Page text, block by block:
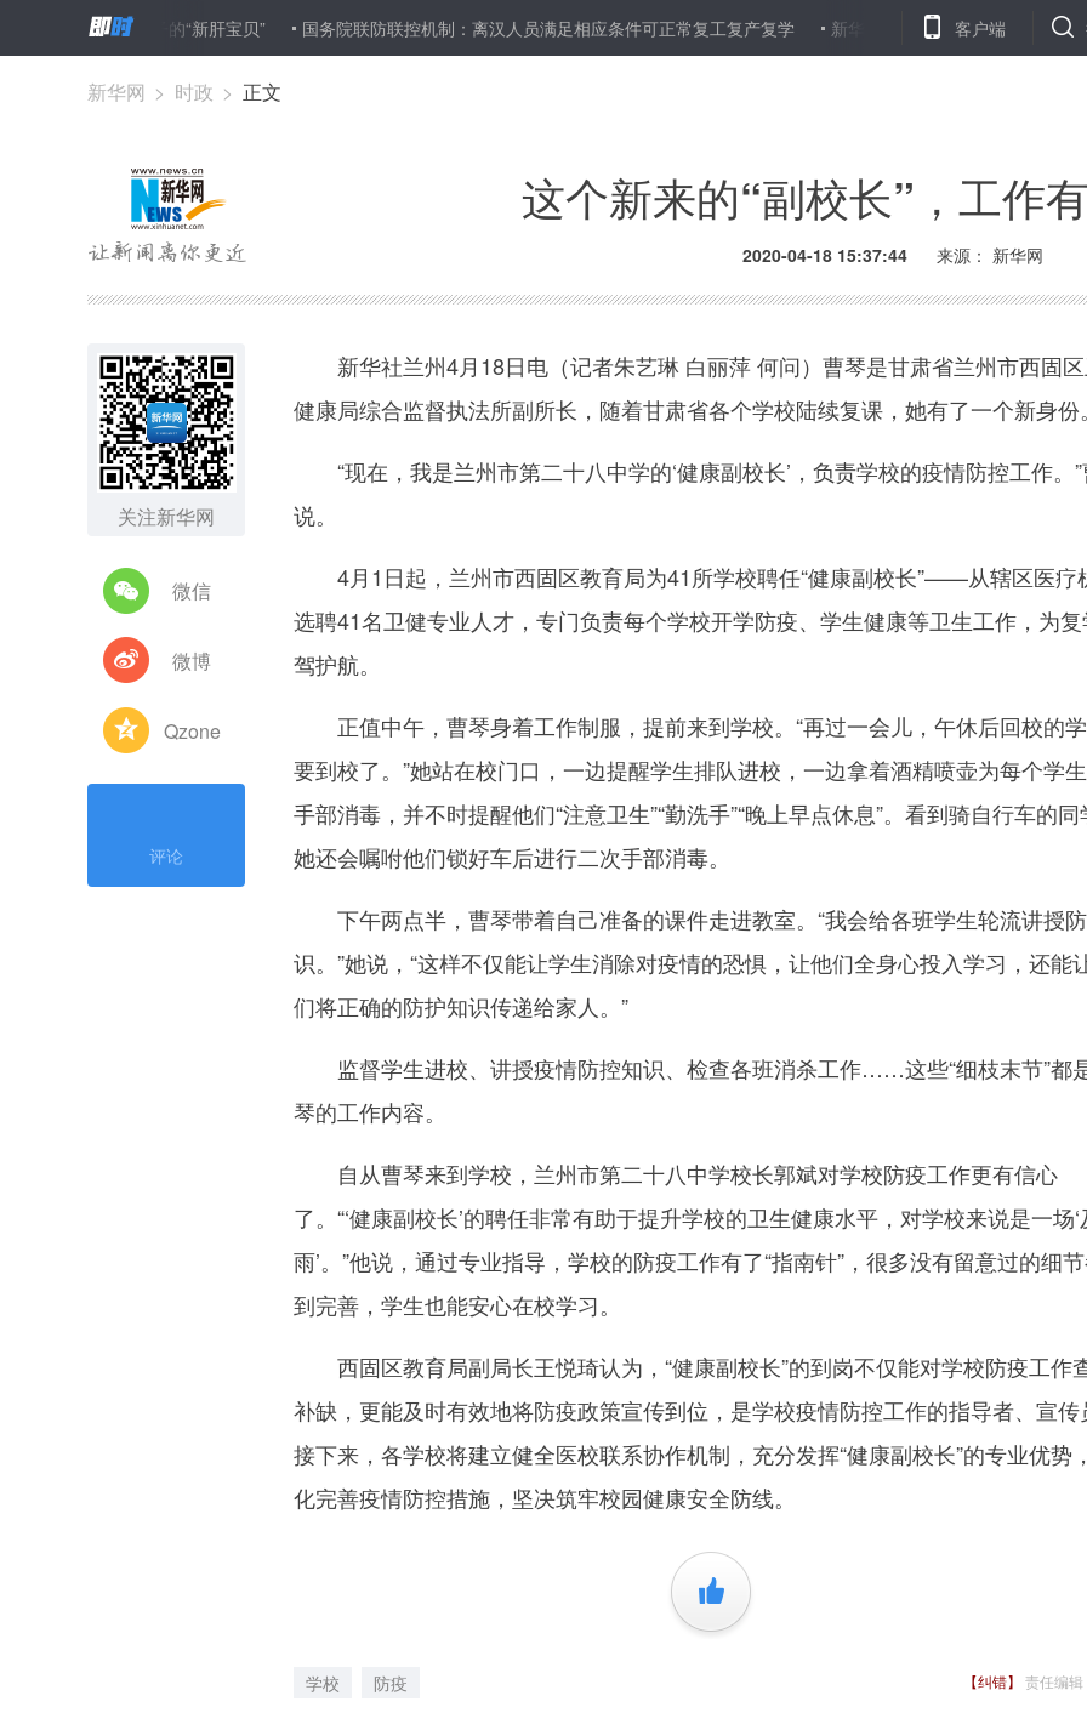
亲成为儿子的“新肝宝贝” 国务院联防联控机制：离汉人员满足相应条件可正常复工复产复学 新华网评·“疫”中人丨不远千里“鄂”来了
客户端
新华网 > 时政 > 正文
这个新来的“副校长”，工作
2020-04-18 15:37:44 来源： 新华网
关注新华网
微信
微博
Qzone
评论
新华社兰州4月18日电（记者朱艺琳 白丽萍 何问）曹琴是甘肃省兰州市西固
健康局综合监督执法所副所长，随着甘肃省各个学校陆续复课，她有了一个新身份
“现在，我是兰州市第二十八中学的‘健康副校长’，负责学校的疫情防控工作。
说。
4月1日起，兰州市西固区教育局为41所学校聘任“健康副校长”——从辖区医疗
选聘41名卫健专业人才，专门负责每个学校开学防疫、学生健康等卫生工作，为
驾护航。
正值中午，曹琴身着工作制服，提前来到学校。“再过一会儿，午休后回校的
要到校了。”她站在校门口，一边提醒学生排队进校，一边拿着酒精喷壶为每个学
手部消毒，并不时提醒他们“注意卫生”“勤洗手”“晚上早点休息”。看到骑自行车的
她还会嘱咐他们锁好车后进行二次手部消毒。
下午两点半，曹琴带着自己准备的课件走进教室。“我会给各班学生轮流讲授
识。”她说，“这样不仅能让学生消除对疫情的恐惧，让他们全身心投入学习，还能
们将正确的防护知识传递给家人。”
监督学生进校、讲授疫情防控知识、检查各班消杀工作……这些“细枝末节”都
琴的工作内容。
自从曹琴来到学校，兰州市第二十八中学校长郭斌对学校防疫工作更有信心
了。“‘健康副校长’的聘任非常有助于提升学校的卫生健康水平，对学校来说是一场
雨’。”他说，通过专业指导，学校的防疫工作有了“指南针”，很多没有留意过的细
到完善，学生也能安心在校学习。
西固区教育局副局长王悦琦认为，“健康副校长”的到岗不仅能对学校防疫工作
补缺，更能及时有效地将防疫政策宣传到位，是学校疫情防控工作的指导者、宣传
接下来，各学校将建立健全医校联系协作机制，充分发挥“健康副校长”的专业优势
化完善疫情防控措施，坚决筑牢校园健康安全防线。
+1
学校 防疫 【纠错】 责任编